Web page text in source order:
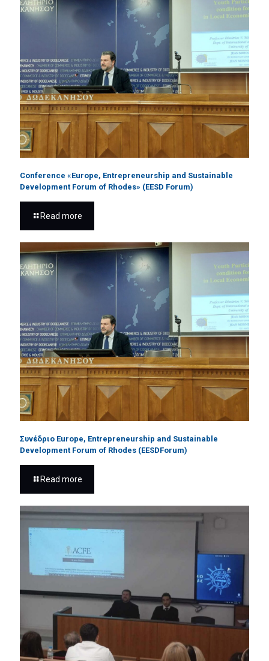
Conference «Europe, Entrepreneurship and Sustainable
Development Forum of Rhodes» (EESD Forum)
Read more
Συνέδριο Europe, Entrepreneurship and Sustainable
Development Forum of Rhodes (EESDForum)
Read more